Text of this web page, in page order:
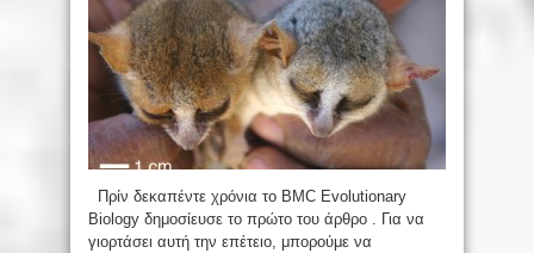
Πρίν δεκαπέντε χρόνια το BMC Evolutionary
Biology δημοσίευσε το πρώτο του άρθρο . Για να
γιορτάσει αυτή την επέτειο, μπορούμε να